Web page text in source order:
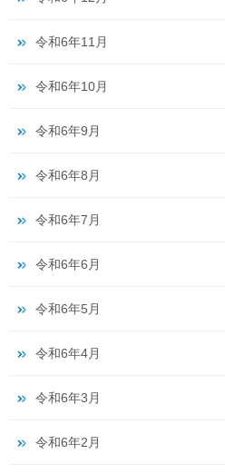
令和6年11月
令和6年10月
令和6年9月
令和6年8月
令和6年7月
令和6年6月
令和6年5月
令和6年4月
令和6年3月
令和6年2月